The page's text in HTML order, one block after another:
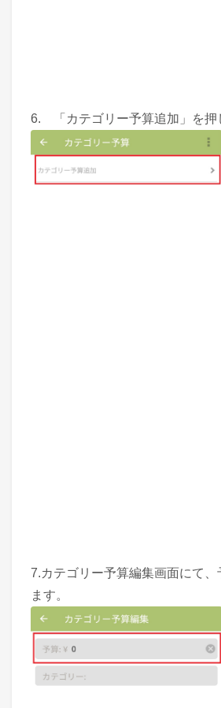
6. 「カテゴリー予算追加」を押
7.カテゴリー予算編集画面にて、
ます。